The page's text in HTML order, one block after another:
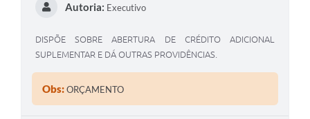
Autoria: Executivo
DISPÕE SOBRE ABERTURA DE CRÉDITO ADICIONAL
SUPLEMENTAR E DÁ OUTRAS PROVIDÊNCIAS.
Obs:ORÇAMENTO